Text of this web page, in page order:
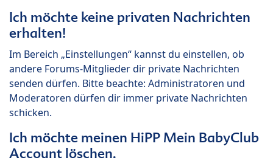
Ich möchte keine privaten Nachrichten
erhalten!
Im Bereich „Einstellungen“ kannst du einstellen, ob
andere Forums-Mitglieder dir private Nachrichten
senden dürfen. Bitte beachte: Administratoren und
Moderatoren dürfen dir immer private Nachrichten
schicken.
Ich möchte meinen HiPP Mein BabyClub
Account löschen.